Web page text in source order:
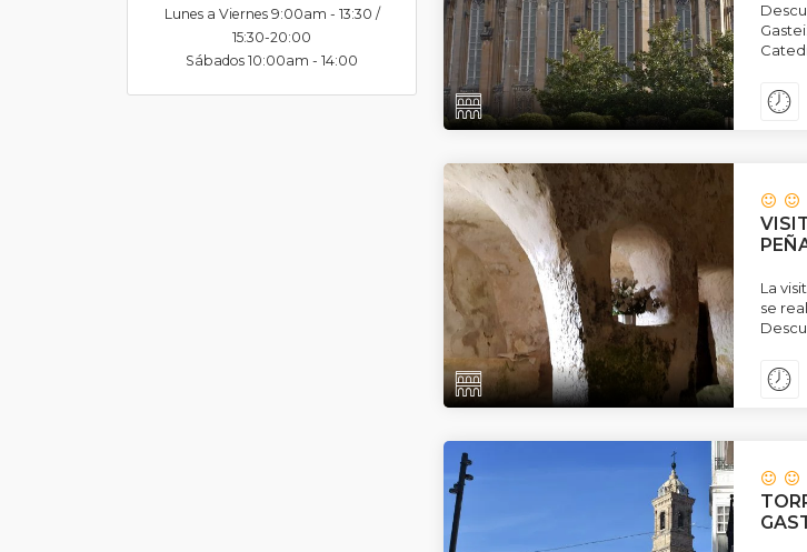
Lunes a Viernes 9:00am - 13:30 /
15:30-20:00
Sábados 10:00am - 14:00
La
se